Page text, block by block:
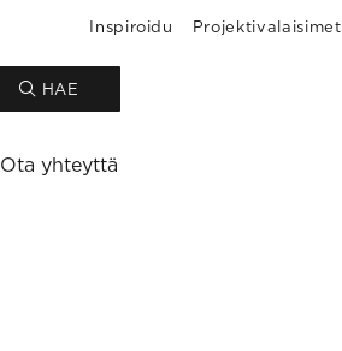
Inspiroidu Projektivalaisimet
HAE
Ota yhteyttä